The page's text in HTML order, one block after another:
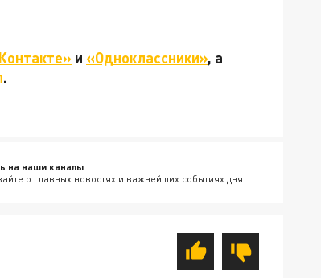
и «Одноклассники», а
.
на наши каналы
о главных новостях и важнейших событиях дня.